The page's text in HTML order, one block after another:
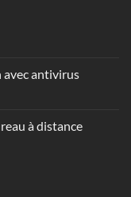
antivirus
à distance